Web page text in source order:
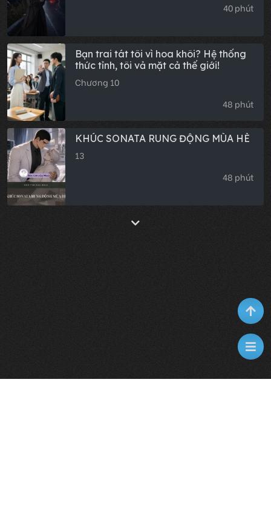
40 phút
Bạn trai tát tôi vì hoa khôi? Hệ thống
thức tỉnh, tôi vả mặt cả thế giới!
Chương 10
48 phút
KHÚC SONATA RUNG ĐỘNG MÙA HÈ
13
48 phút